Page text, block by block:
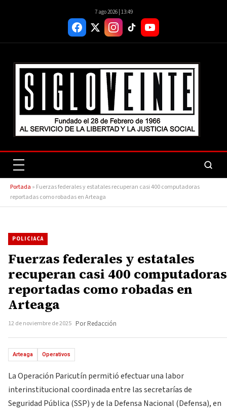
7 ago 2026 | 13:49
Portada » Fuerzas federales y estatales recuperan casi 400 computadoras
reportadas como robadas en Arteaga
POLICIACA
Fuerzas federales y estatales
recuperan casi 400 computadoras
reportadas como robadas en
Arteaga
12 de noviembre de 2025 Por Redacción
Arteaga Operativos
La Operación Paricutín permitió efectuar una labor
interinstitucional coordinada entre las secretarías de
Seguridad Pública (SSP) y de la Defensa Nacional (Defensa), en